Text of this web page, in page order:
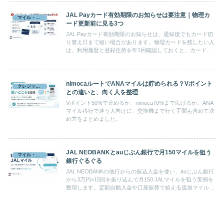
マイル・ポイント
JAL Payカード有効期限のお知らせは要注意｜物理カ
ード更新前に見る3つ
JAL Payカード有効期限のお知らせは、通知後でもカード切
り替え日まで短い場合があります。物理カードを残したい人
は、利用履歴と登録住所を年1回確認しておくと、カード切
クレジットカード
nimocaルートでANAマイルは貯められる？Vポイント
との違いと、向く人を整理
Vポイント50%で止めるか、nimoca70%まで広げるか。ANA
マイル移行で迷う人向けに、交換機まで行く手間も含めて決
め方をまとめました。
マイル・ポイント
JAL NEOBANKとauじぶん銀行で月150マイルを狙う
銀行ぐるぐる
JAL NEOBANKの他行からの振込入金を使い、auじぶん銀行
から3万円×15回を振り込んで月150 JALマイルを狙う実例を
整理します。定額自動入金や口座振替で拾える追加マイルも